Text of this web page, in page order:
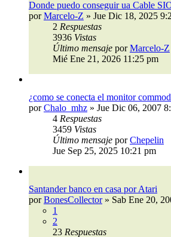
Donde puedo conseguir ua Cable
porMarcelo-Z » Jue Dic 18, 2025
2 Respuestas
3936 Vistas
Último mensaje porMarcelo-Z
Mié Ene 21, 2026 11:25 pm
¿como se conecta el monitor
porChalo_mhz » Jue Dic 06, 2007
4 Respuestas
3459 Vistas
Último mensaje porChepelin
Jue Sep 25, 2025 10:21 pm
Santander banco en casa por Atari
porBonesCollector» Sab Ene 20,
1
2
23 Respuestas